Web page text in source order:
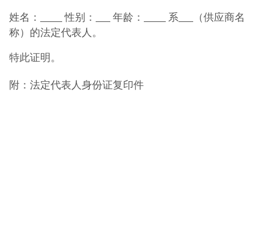
姓名： 性别： 年龄： 系 （供应商名
称）的法定代表人。
特此证明。
附：法定代表人身份证复印件